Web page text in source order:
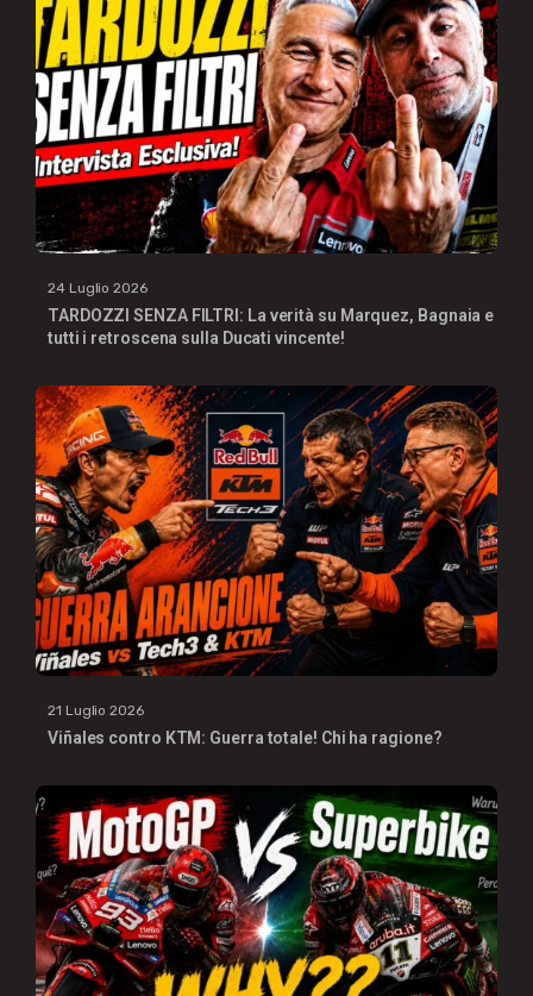
24 Luglio 2026
TARDOZZI SENZA FILTRI: La verità su Marquez, Bagnaia e
tutti i retroscena sulla Ducati vincente!
21 Luglio 2026
Viñales contro KTM: Guerra totale! Chi ha ragione?